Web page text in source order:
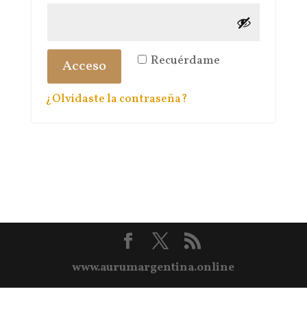
Recuérdame
Acceso
¿Olvidaste la contraseña?
www.aurumargentina.online